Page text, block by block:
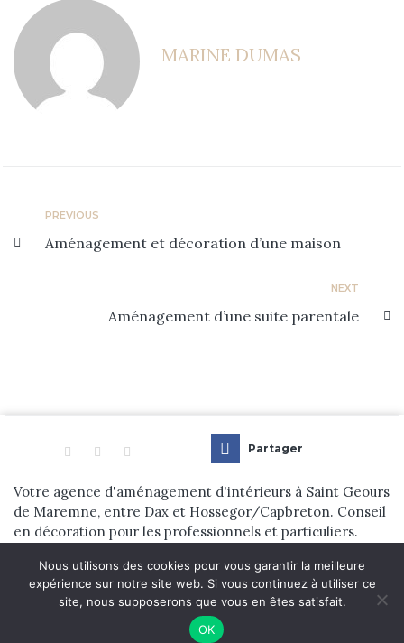
Réalisations
MARINE DUMAS
PREVIOUS
Aménagement et décoration d’une maison
NEXT
Aménagement d’une suite parentale
Votre agence d'aménagement d'intérieurs à Saint Geours
de Maremne, entre Dax et Hossegor/Capbreton. Conseil
en décoration pour les professionnels et particuliers.
Partager
© 2024 Dehens Aménagement d’Intérieur. tous droits réservés. |
RéalisationNouveausoft.com
Politique de confidentialité
Nous utilisons des cookies pour vous garantir la meilleure
expérience sur notre site web. Si vous continuez à utiliser ce
site, nous supposerons que vous en êtes satisfait.
OK